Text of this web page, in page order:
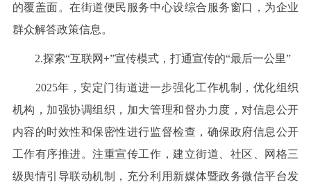
的覆盖面。在街道便民服务中心设综合服务窗口，为企业
群众解答政策信息。
2.探索“互联网+”宣传模式，打通宣传的“最后一公里”
2025年，安定门街道进一步强化工作机制，优化组织
机构，加强协调组织，加大管理和督办力度，对信息公开
内容的时效性和保密性进行监督检查，确保政府信息公开
工作有序推进。注重宣传工作，建立街道、社区、网格三
级舆情引导联动机制，充分利用新媒体暨政务微信平台发